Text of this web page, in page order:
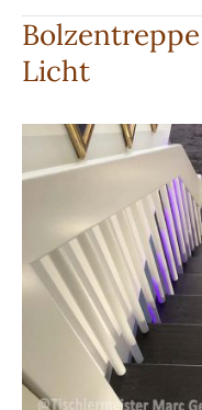
aus
LG
HI-
Licht